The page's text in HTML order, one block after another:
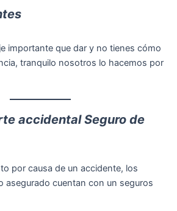
importante que dar y no tienes cómo
tranquilo nosotros lo hacemos por
accidental Seguro de
por causa de un accidente, los
asegurado cuentan con un seguros